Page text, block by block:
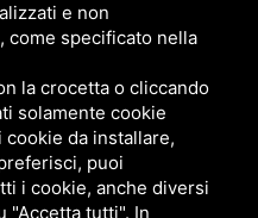
e non
come specificato nella
la crocetta o cliccando
solamente cookie
da installare,
puoi
i cookie, anche diversi
"Accetta tutti". In